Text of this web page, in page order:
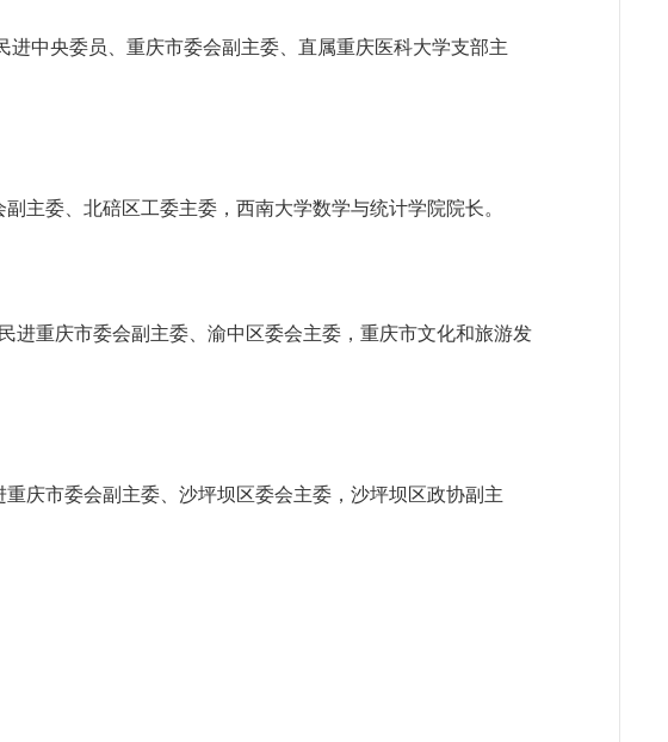
中央委员、重庆市委会副主委、直属重庆医科大学支部主
主委、北碚区工委主委，西南大学数学与统计学院院长。
进重庆市委会副主委、渝中区委会主委，重庆市文化和旅游发
庆市委会副主委、沙坪坝区委会主委，沙坪坝区政协副主